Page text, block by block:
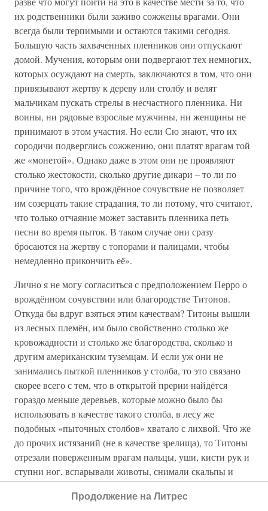
их родственники были заживо сожжены врагами. Они
всегда были терпимыми и остаются такими сегодня.
Большую часть захваченных пленников они отпускают
домой. Мучения, которым они подвергают тех немногих,
которых осуждают на смерть, заключаются в том, что они
привязывают жертву к дереву или столбу и велят
мальчикам пускать стрелы в несчастного пленника. Ни
воины, ни рядовые взрослые мужчины, ни женщины не
принимают в этом участия. Но если Сю знают, что их
сородичи подверглись сожжению, они платят врагам той
же «монетой». Однако даже в этом они не проявляют
столько жестокости, сколько другие дикари – то ли по
причине того, что врождённое сочувствие не позволяет
им созерцать такие страдания, то ли потому, что считают,
что только отчаяние может заставить пленника петь
песни во время пыток. В таком случае они сразу
бросаются на жертву с топорами и палицами, чтобы
немедленно прикончить её».
Лично я не могу согласиться с предположением Перро о
врождённом сочувствии или благородстве Титонов.
Откуда бы вдруг взяться этим качествам? Титоны вышли
из лесных племён, им было свойственно столько же
кровожадности и столько же благородства, сколько и
другим американским туземцам. И если уж они не
занимались пыткой пленников у столба, то это связано
скорее всего с тем, что в открытой прерии найдётся
гораздо меньше деревьев, которые можно было бы
использовать в качестве такого столба, в лесу же
подобных «пыточных столбов» хватало с лихвой. Что же
до прочих истязаний (не в качестве зрелища), то Титоны
отрезали поверженным врагам пальцы, уши, кисти рук и
ступни ног, вспарывали животы, снимали скальпы и
отрубали головы. Так что речи о их природном
благородстве явно не соответствуют действительности и
Продолжение на Литрес